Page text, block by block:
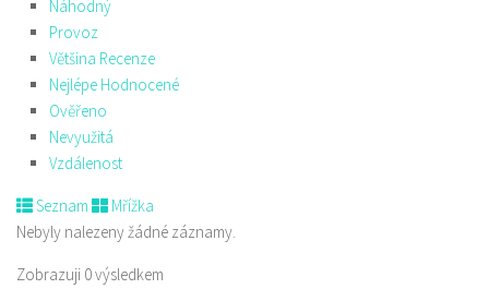
Náhodný
Provoz
Většina Recenze
Nejlépe Hodnocené
Ověřeno
Nevyužitá
Vzdálenost
Seznam
Mřížka
Nebyly nalezeny žádné záznamy.
Zobrazuji 0 výsledkem